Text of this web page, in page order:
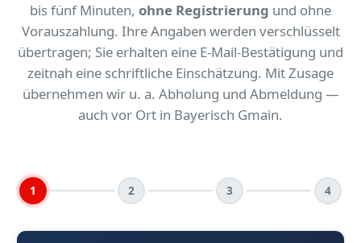
bis fünf Minuten, ohne Registrierung und ohne
Vorauszahlung. Ihre Angaben werden verschlüsselt
übertragen; Sie erhalten eine E-Mail-Bestätigung und
zeitnah eine schriftliche Einschätzung. Mit Zusage
übernehmen wir u. a. Abholung und Abmeldung —
auch vor Ort in Bayerisch Gmain.
1 2 3 4